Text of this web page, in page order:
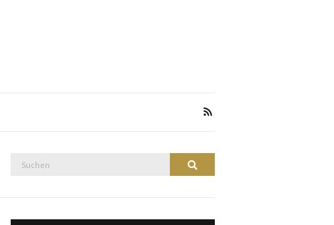
Suchen